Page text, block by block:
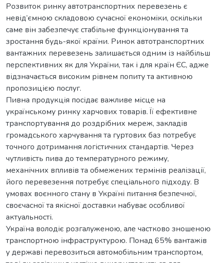
Розвиток ринку автотранспортних перевезень є
невід’ємною складовою сучасної економіки, оскільки
саме він забезпечує стабільне функціонування та
зростання будь-якої країни. Ринок автотранспортних
вантажних перевезень залишається одним із найбільш
перспективних як для України, так і для країн ЄС, адже
відзначається високим рівнем попиту та активною
пропозицією послуг.
Пивна продукція посідає важливе місце на
українському ринку харчових товарів. Її ефективне
транспортування до роздрібних мереж, закладів
громадського харчування та гуртових баз потребує
точного дотримання логістичних стандартів. Через
чутливість пива до температурного режиму,
механічних впливів та обмежених термінів реалізації,
його перевезення потребує спеціального підходу. В
умовах воєнного стану в Україні питання безпечної,
своєчасної та якісної доставки набуває особливої
актуальності.
Україна володіє розгалуженою, але частково зношеною
транспортною інфраструктурою. Понад 65% вантажів
у державі перевозиться автомобільним транспортом,